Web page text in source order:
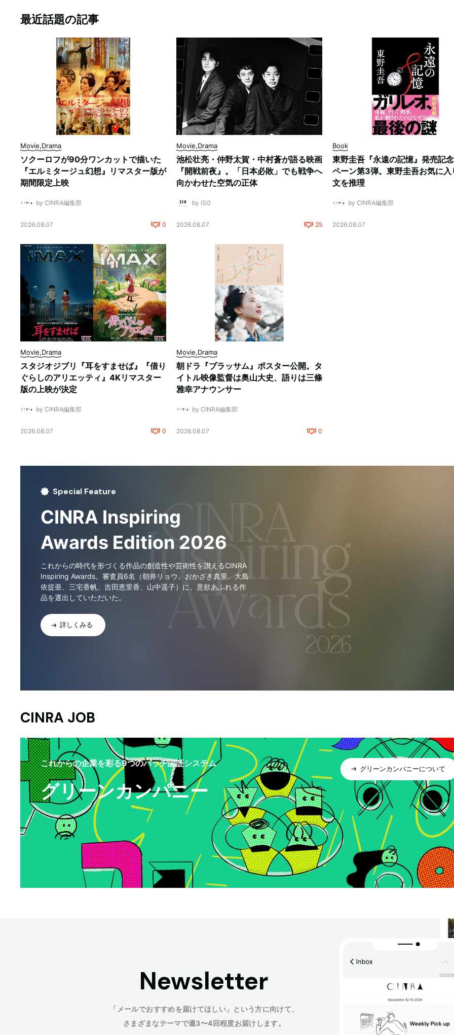
最近話題の記事
Movie,Drama
ソクーロフが90分ワンカットで描いた
『エルミタージュ幻想』リマスター版が
期間限定上映
by CINRA編集部
2026.08.07 0
Movie,Drama
池松壮亮・仲野太賀・中村蒼が語る映画
『開戦前夜』。「日本必敗」でも戦争へ
向かわせた空気の正体
by ISO
2026.08.07 25
Book
東野圭吾『永遠の記憶』発売記
ペーン第3弾。東野圭吾お気に入
文を推理
by CINRA編集部
2026.08.07
Movie,Drama
スタジオジブリ『耳をすませば』『借り
ぐらしのアリエッティ』4Kリマスター
版の上映が決定
by CINRA編集部
2026.08.07 0
Movie,Drama
朝ドラ『ブラッサム』ポスター公開。タ
イトル映像監督は奥山大史、語りは三條
雅幸アナウンサー
by CINRA編集部
2026.08.07 0
Special Feature
CINRA Inspiring
Awards Edition 2026
これからの時代を形づくる作品の創造性や芸術性を讃えるCINRA
Inspiring Awards。審査員6名（朝井リョウ、おかざき真里、大島
依提亜、三宅香帆、吉田恵里香、山中遥子）に、意欲あふれる作
品を選出していただいた。
詳しくみる
CINRA JOB
これからの企業を彩る9つのバッヂ認証システム
グリーンカンパニー
グリーンカンパニーについて
Newsletter
「メールでおすすめを届けてほしい」という方に向けて、
さまざまなテーマで週3〜4回程度お届けします。